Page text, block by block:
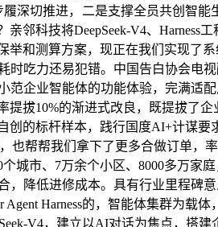
深切推进，
二是支撑全员共创智能
邻科技将DeepSeek-V4、
举和测算方案，现正在我们实现了
时吃力还易犯错。中国告白协会电
范企业智能体的功能体验，完满适
提拔10%的渐进式改良，既提拔了
创的标杆样本，践行国度AI+计谋
也帮帮我们拿下了更多合做订单
城市、7万余个小区、8000多万
，降低进修成本。具有行业里程碑
Agent Harness的，智能体集群为
V4，建立以AI对话为焦点，搭